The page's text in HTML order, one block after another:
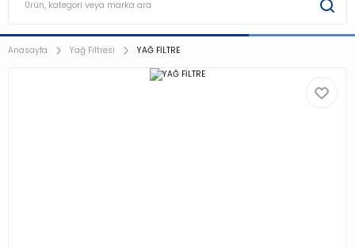
Anasayfa Yağ Filtresi YAĞ FİLTRE